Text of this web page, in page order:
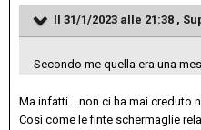
Il 31/1/2023 alle 21:38 ,
Secondo me quella era una
Ma infatti... non ci ha mai creduto
Così come le finte schermaglie